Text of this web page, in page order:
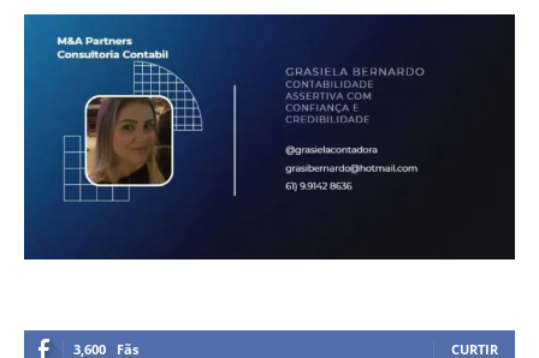
3,600 Fãs CURTIR